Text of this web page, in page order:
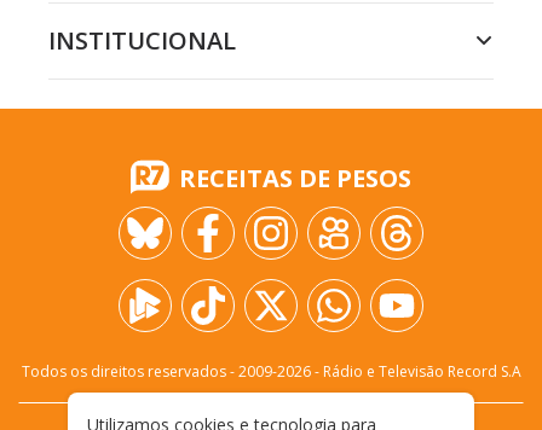
INSTITUCIONAL
RECEITAS DE PESOS
Todos os direitos reservados - 2009-2026- Rádio e Televisão Record S.A
Utilizamos cookies e tecnologia para